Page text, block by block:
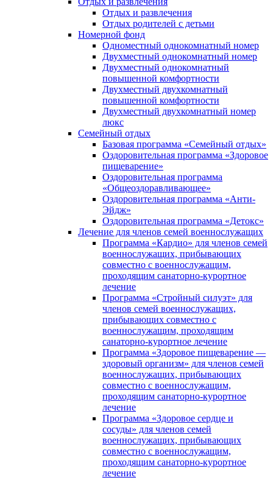
Отдых и развлечения
Отдых родителей с детьми
Номерной фонд
Одноместный однокомнатный номер
Двухместный однокомнатный номер
Двухместный однокомнатный
повышенной комфортности
Двухместный двухкомнатный
повышенной комфортности
Двухместный двухкомнатный номер
люкс
Семейный отдых
Базовая программа «Семейный отдых»
Оздоровительная программа «Здоровое
пищеварение»
Оздоровительная программа
«Общеоздоравливающее»
Оздоровительная программа «Анти-
Эйдж»
Оздоровительная программа «Детокс»
Лечение для членов семей военнослужащих
Программа «Кардио» для членов семей
военнослужащих, прибывающих
совместно с военнослужащим,
проходящим санаторно-курортное
лечение
Программа «Стройный силуэт» для
членов семей военнослужащих,
прибывающих совместно с
военнослужащим, проходящим
санаторно-курортное лечение
Программа «Здоровое пищеварение —
здоровый организм» для членов семей
военнослужащих, прибывающих
совместно с военнослужащим,
проходящим санаторно-курортное
лечение
Программа «Здоровое сердце и
сосуды» для членов семей
военнослужащих, прибывающих
совместно с военнослужащим,
проходящим санаторно-курортное
лечение